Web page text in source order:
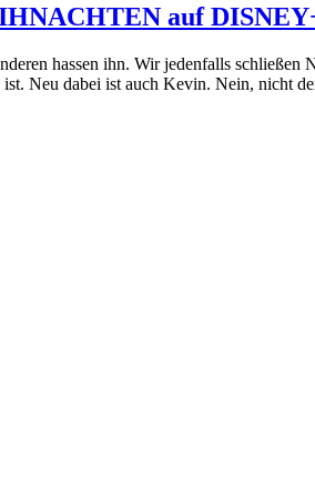
auf
hassen ihn. Wir jedenfalls
Neu dabei ist auch Kevin. Nein, nicht